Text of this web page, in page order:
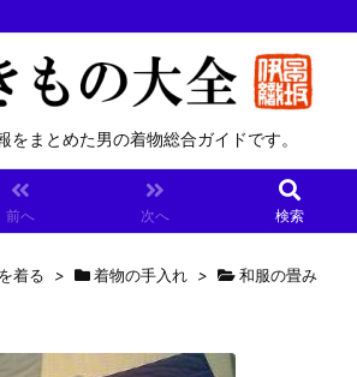
をまとめた男の着物総合ガイドです。
前へ 次へ 検索
着る > 着物の手入れ >
和服の畳み